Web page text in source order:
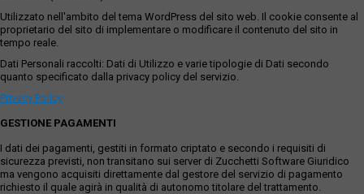
Utilizzato nell'ambito del tema WordPress del sito web. Il cookie consente al
proprietario del sito di implementare o modificare il contenuto del sito in
tempo reale.
Dati Personali raccolti: Dati di Utilizzo e varie tipologie di Dati secondo
quanto specificato dalla privacy policy del servizio.
Privacy Policy
GESTIONE PAGAMENTI
I dati dei pagamenti, gestiti in formato criptato e secondo i requisiti di
sicurezza previsti, non transitano sui server di Zucchetti Software Giuridico
ma vengono acquisiti direttamente dal gestore del servizio di pagamento
richiesto il quale agirà in qualità di autonomo titolare del trattamento.